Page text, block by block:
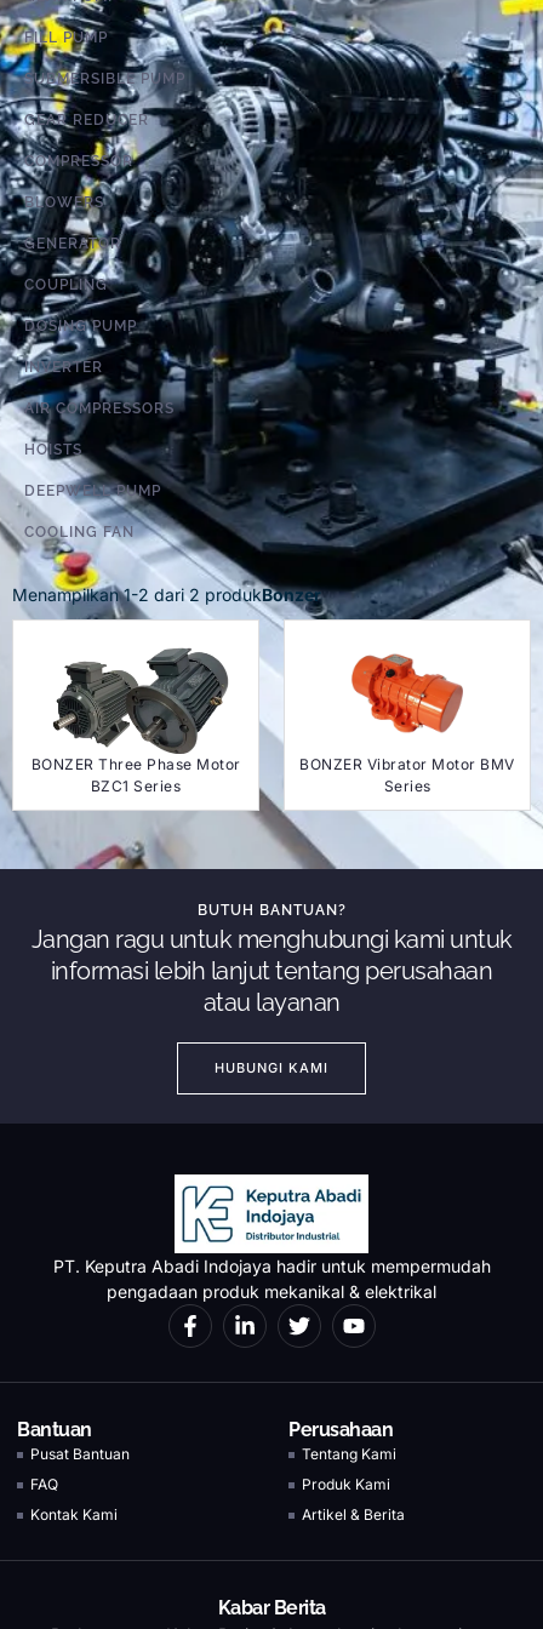
FILL PUMP
SUBMERSIBLE PUMP
GEAR REDUCER
COMPRESSOR
BLOWERS
GENERATOR
COUPLING
DOSING PUMP
INVERTER
AIR COMPRESSORS
HOISTS
DEEPWELL PUMP
COOLING FAN
Menampilkan1-2 dari2 produkBonzer
BONZER Three Phase Motor
BZC1 Series
BONZER Vibrator Motor BMV
Series
BUTUH BANTUAN?
Jangan ragu untuk menghubungi kami untuk
informasi lebih lanjut tentang perusahaan
atau layanan
HUBUNGI KAMI
PT. Keputra Abadi Indojaya hadir untuk mempermudah
pengadaan produk mekanikal & elektrikal
Bantuan
Pusat Bantuan
FAQ
Kontak Kami
Perusahaan
Tentang Kami
Produk Kami
Artikel & Berita
Kabar Berita